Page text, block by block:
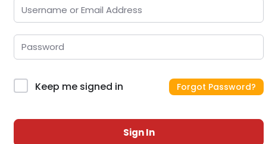
Keep me signed in Forgot Password?
Sign In